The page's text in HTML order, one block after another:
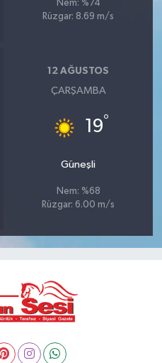
Nem: %74
Rüzgar: 8.69 m/s
12 AĞUSTOS
ÇARŞAMBA
19°
Güneşli
Nem: %68
Rüzgar: 6.00 m/s